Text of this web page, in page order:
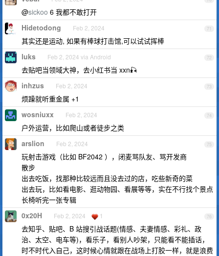
@sickoo 6 我都不敢打开
71
Hidetodong Feb 2, 2024
其实还是运动, 如果有棒球打击馆,可以试试挥棒
72
luks Feb 2, 2024 via Android
去贴吧当领域大神，去小红书当 xxn🎣
73
inhzus Feb 2, 2024
烦躁就听重金属 +1
74
wosniuxx Feb 2, 2024
户外运营，比如爬山或者徒步之类
75
arslion Feb 2, 2024
玩射击游戏（比如 BF2042 ），闭麦骂队友、骂开发商
散步
出去吃饭，找那种比较远而且没去过的店，吃些新奇的菜
出去玩，比如看电影、逛动物园、看展等等，实在不行找个景点
长椅听完一张专辑
76
0x20H Feb 2, 2024 1
去知乎、贴吧、B 站搜引战话题(情感、夫妻情感、彩礼、政
治、太空、电车等)，看乐子，看别人吵架，只能看不能插话，
时不时代入自己，这时候心情就跟在战场上打胶一样，就是浪费